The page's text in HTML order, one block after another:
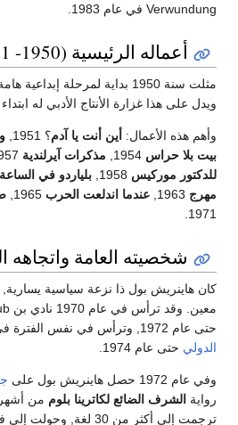
Verwundung في عام 1983.
أعماله الرئيسية (1950- 1971)
مثلت سنة 1950 بداية لمرحلة
ويدل على هذا غزارة الأنتاج الأدبي له
وأهم هذه الأعمال: أين أنت يا آدم؟ 1951,
بيت بلا حراس
مذكرات آيرلندية
للدكتور موركيس
بلياردو في
مهرج
عندما اندلعت الحرب
1971.
شخصيته العامة واتجاهه
كان هاينريش بول ذا نزعة سياسية
حتى عام 1972, وترأس في نفس الفترة في عام 1971
الدولي حتى عام 1974.
وفي عام 1972 حصل هاينريش بول على
رواية الشرف الضائع لكاترينا بلوم من أشهر
ترجمت إلى أكثر من 30